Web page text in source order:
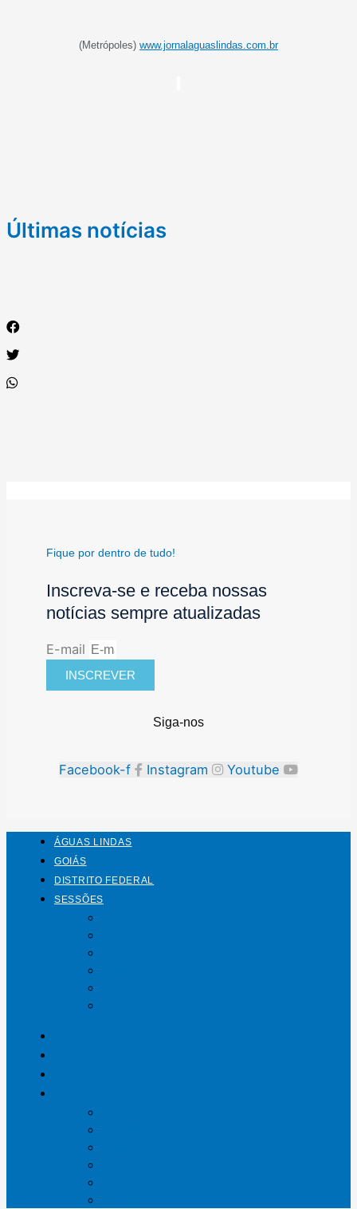
(Metrópoles) www.jornalaguaslindas.com.br
Últimas notícias
Fique por dentro de tudo!
Inscreva-se e receba nossas
notícias sempre atualizadas
E-mail
INSCREVER
Siga-nos
Facebook-f Instagram Youtube
ÁGUAS LINDAS
GOIÁS
DISTRITO FEDERAL
SESSÕES